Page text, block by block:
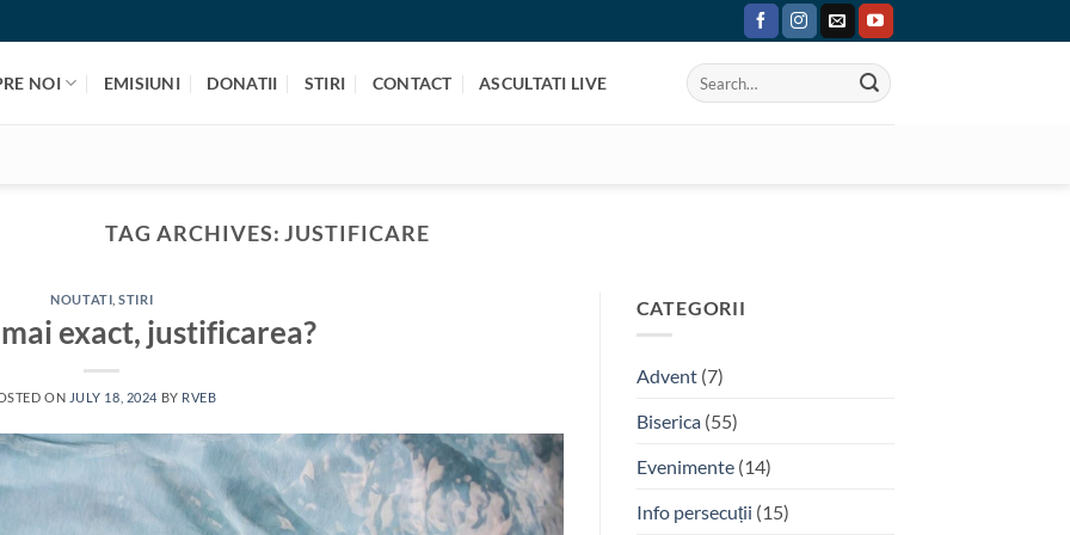
NOI EMISIUNI DONATII STIRI CONTACT ASCULTATI LIVE
TAG ARCHIVES:JUSTIFICARE
NOUTATI ,STIRI
exact, justificarea?
ON JULY 18, 2024 BY RVEB
CATEGORII
Advent(7)
Biserica(55)
Evenimente(14)
Info persecuții (15)